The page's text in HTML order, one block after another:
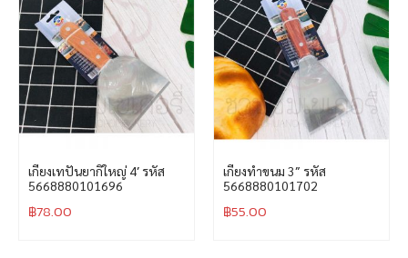
เกียงเทปันยากิใหญ่ 4′ รหัส
5668880101696
฿78.00
เกียงทำขนม 3″ รหัส
5668880101702
฿55.00